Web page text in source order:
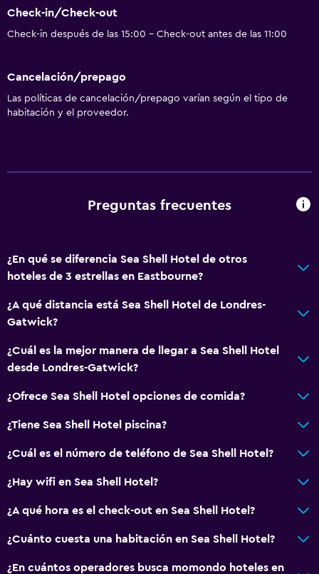
Check-in/Check-out
Check-in después de las 15:00 - Check-out antes de las 11:00
Cancelación/prepago
Las políticas de cancelación/prepago varían según el tipo de
habitación y el proveedor.
Preguntas frecuentes
¿En qué se diferencia Sea Shell Hotel de otros
hoteles de 3 estrellas en Eastbourne?
¿A qué distancia está Sea Shell Hotel de Londres-
Gatwick?
¿Cuál es la mejor manera de llegar a Sea Shell Hotel
desde Londres-Gatwick?
¿Ofrece Sea Shell Hotel opciones de comida?
¿Tiene Sea Shell Hotel piscina?
¿Cuál es el número de teléfono de Sea Shell Hotel?
¿Hay wifi en Sea Shell Hotel?
¿A qué hora es el check-out en Sea Shell Hotel?
¿Cuánto cuesta una habitación en Sea Shell Hotel?
¿En cuántos operadores busca momondo hoteles en